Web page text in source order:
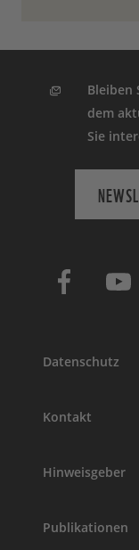
Bleiben
dem
Sie
Datenschutz
Kontakt
Hinweisgeber
Publikationen